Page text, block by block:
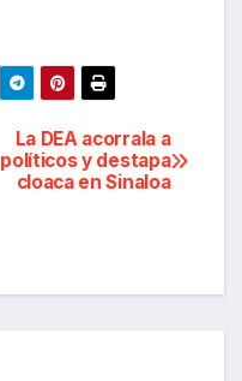
La DEA acorrala a
políticos y destapa
cloaca en Sinaloa